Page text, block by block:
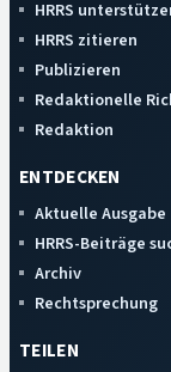
HRRS
HRRS zitieren
Publizieren
Redaktionelle
Redaktion
ENTDECKEN
Aktuelle Ausgabe
HRRS-Beiträge
Archiv
Rechtsprechung
TEILEN